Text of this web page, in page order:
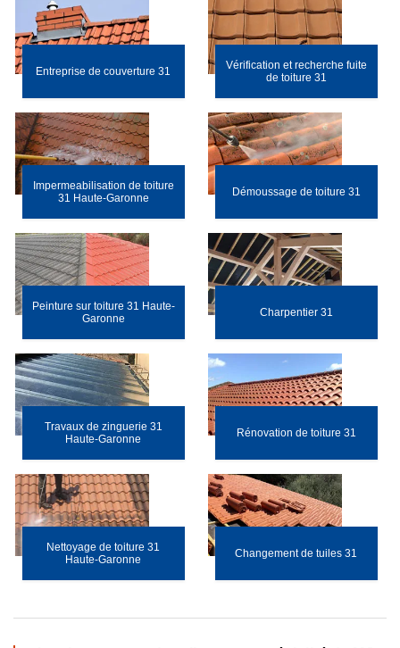
Entreprise de couverture 31
Vérification et recherche fuite
de toiture 31
Impermeabilisation de toiture
31 Haute-Garonne
Démoussage de toiture 31
Peinture sur toiture 31 Haute-
Garonne
Charpentier 31
Travaux de zinguerie 31
Haute-Garonne
Rénovation de toiture 31
Nettoyage de toiture 31
Haute-Garonne
Changement de tuiles 31